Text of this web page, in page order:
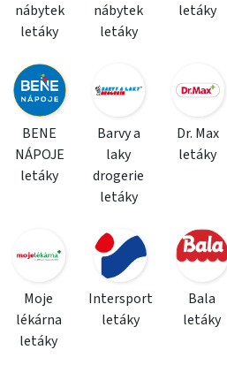
nábytek
letáky
nábytek
letáky
letáky
BENE
NÁPOJE
letáky
Barvy a
laky
drogerie
letáky
Dr. Max
letáky
Moje
lékárna
letáky
Intersport
letáky
Bala
letáky